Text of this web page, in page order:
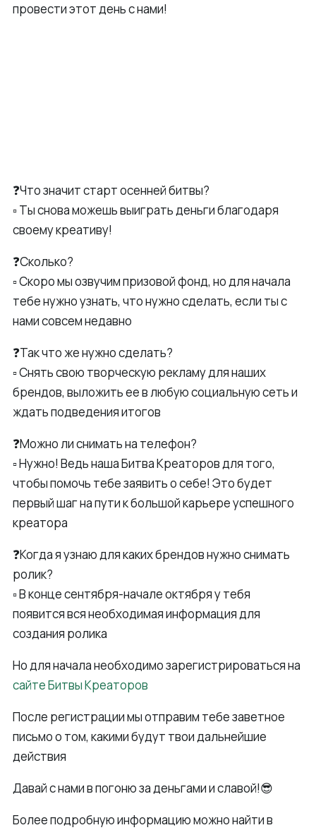
провести этот день с нами!
❓Что значит старт осенней битвы?
▫️ Ты снова можешь выиграть деньги благодаря
своему креативу!
❓Сколько?
▫️ Скоро мы озвучим призовой фонд, но для начала
тебе нужно узнать, что нужно сделать, если ты с
нами совсем недавно
❓Так что же нужно сделать?
▫️ Снять свою творческую рекламу для наших
брендов, выложить ее в любую социальную сеть и
ждать подведения итогов
❓Можно ли снимать на телефон?
▫️ Нужно! Ведь наша Битва Креаторов для того,
чтобы помочь тебе заявить о себе! Это будет
первый шаг на пути к большой карьере успешного
креатора
❓Когда я узнаю для каких брендов нужно снимать
ролик?
▫️ В конце сентября-начале октября у тебя
появится вся необходимая информация для
создания ролика
Но для начала необходимо зарегистрироваться на
сайте Битвы Креаторов
После регистрации мы отправим тебе заветное
письмо о том, какими будут твои дальнейшие
действия
Давай с нами в погоню за деньгами и славой!😎
Более подробную информацию можно найти в